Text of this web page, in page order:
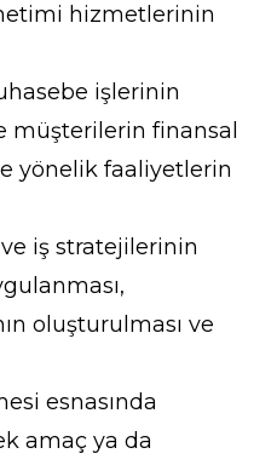
hizmetlerinin
işlerinin
finansal
yönelik faaliyetlerin
iş stratejilerinin
oluşturulması ve
esnasında
amaç ya da